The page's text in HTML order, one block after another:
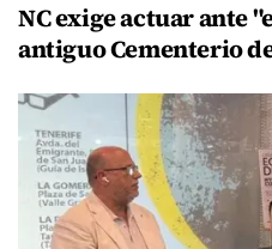
NC exige actuar ante
antiguo Cementerio